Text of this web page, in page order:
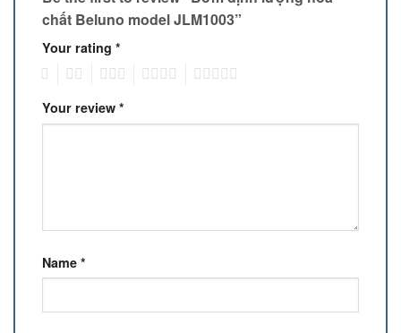
chất Beluno model JLM1003”
Your rating *
Your review *
Name *